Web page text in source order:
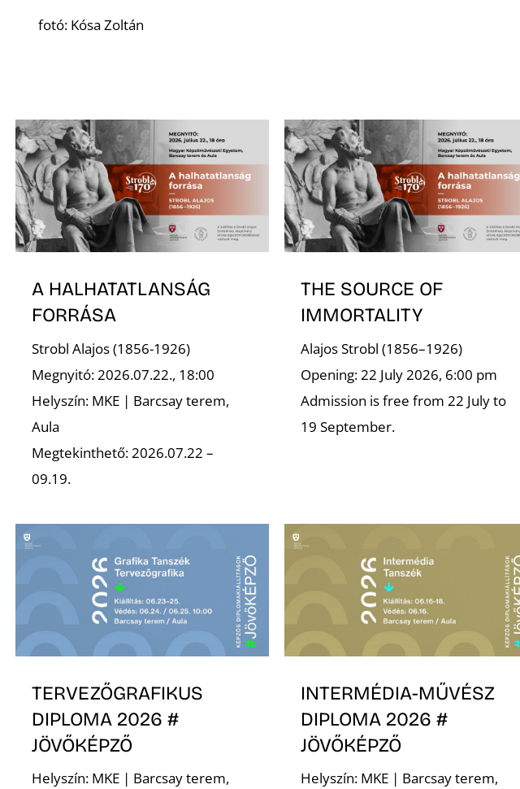
fotó: Kósa Zoltán
A HALHATATLANSÁG
FORRÁSA
Strobl Alajos (1856-1926)
Megnyitó: 2026.07.22., 18:00
Helyszín: MKE | Barcsay terem,
Aula
Megtekinthető: 2026.07.22 –
09.19.
THE SOURCE OF
IMMORTALITY
Alajos Strobl (1856–1926)
Opening: 22 July 2026, 6:00 pm
Admission is free from 22 July to
19 September.
TERVEZŐGRAFIKUS
DIPLOMA 2026 #
JÖVŐKÉPZŐ
Helyszín: MKE | Barcsay terem,
INTERMÉDIA-MŰVÉSZ
DIPLOMA 2026 #
JÖVŐKÉPZŐ
Helyszín: MKE | Barcsay terem,